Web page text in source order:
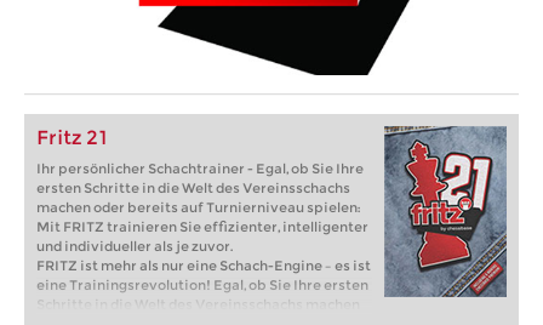
Fritz 21
Ihr persönlicher Schachtrainer - Egal, ob Sie Ihre
ersten Schritte in die Welt des Vereinsschachs
machen oder bereits auf Turnierniveau spielen:
Mit FRITZ trainieren Sie effizienter, intelligenter
und individueller als je zuvor.
FRITZ ist mehr als nur eine Schach-Engine – es ist
eine Trainingsrevolution! Egal, ob Sie Ihre ersten
Schritte in die Welt des Vereinsschachs machen